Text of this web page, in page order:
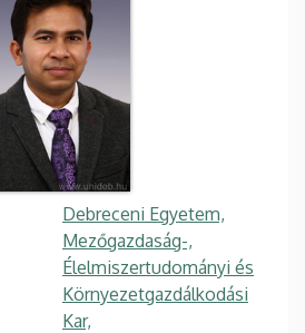
Debreceni Egyetem,
Mezőgazdaság-,
Élelmiszertudományi és
Környezetgazdálkodási
Kar,